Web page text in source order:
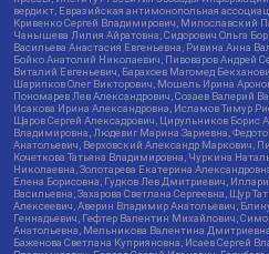
вердикт, Евразийская антимонопольная
Кривенко Сергей Владимирович, Милославский
Чанышева Лилия Айратовна, Сидорович Ольга
Васильева Анастасия Евгеньевна, Ривина Анна
Бойко Анатолий Николаевич, Пивоваров Андрей
Виталий Евгеньевич, Барахоев Магомед
Шарипков Олег Викторович, Мошель Ирина
Пономарев Лев Александрович, Созаев Валерий
Исакова Ирина Александровна, Исламов Тимур
Щаров Сергей Алексадрович, Цирульников Борис
Владимировна, Людевиг Марина Зариевна,
Анатольевич, Верховский Александр Маркович,
Кочеткова Татьяна Владимировна, Чуркина
Николаевна, Золотарева Екатерина
Елена Борисовна, Гудков Лев Дмитриевич,
Васильевна, Захарова Светлана Сергеевна, Щур
Алексеевич, Аверин Владимир Анатольевич,
Геннадьевич, Гефтер Валентин Михайлович,
Анатольевна, Мельникова Валентина
Баженова Светлана Куприяновна, Исаев Сергей